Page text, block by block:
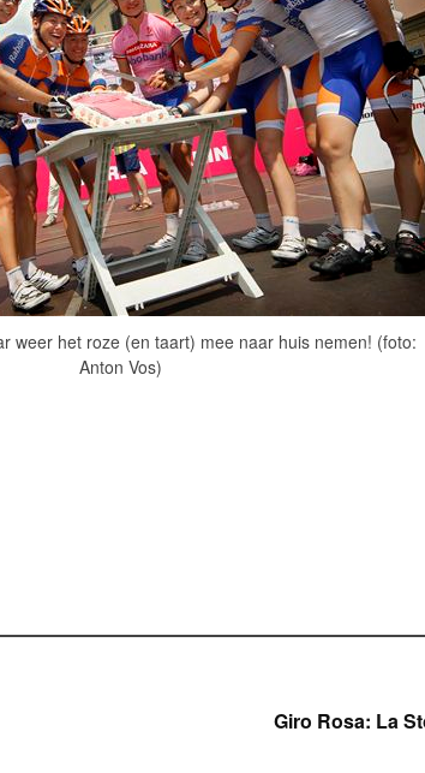
weer het roze (en taart) mee naar huis nemen! (foto:
Anton Vos)
Giro Rosa: La